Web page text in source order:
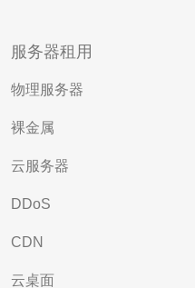
服务器租用
物理服务器
裸金属
云服务器
DDoS
CDN
云桌面